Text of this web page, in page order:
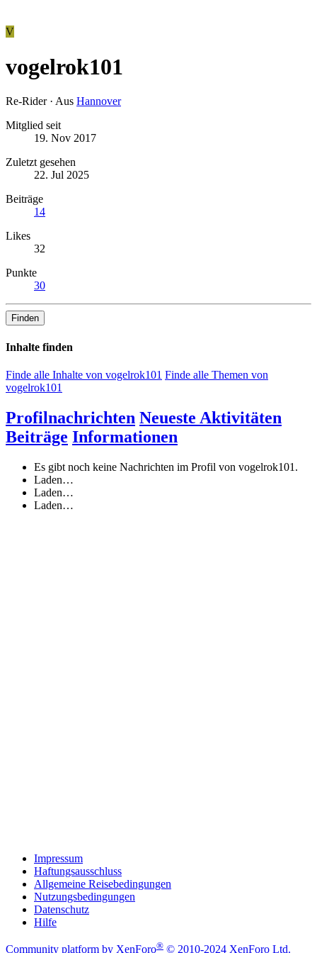
V
vogelrok101
Re-Rider · Aus Hannover
Mitglied seit
19. Nov 2017
Zuletzt gesehen
22. Jul 2025
Beiträge
14
Likes
32
Punkte
30
Finden
Inhalte finden
Finde alle Inhalte von vogelrok101 Finde alle Themen von
vogelrok101
Profilnachrichten Neueste Aktivitäten
Beiträge Informationen
Es gibt noch keine Nachrichten im Profil von vogelrok101.
Laden…
Laden…
Laden…
Impressum
Haftungsausschluss
Allgemeine Reisebedingungen
Nutzungsbedingungen
Datenschutz
Hilfe
Community platform by XenForo® © 2010-2024 XenForo Ltd.